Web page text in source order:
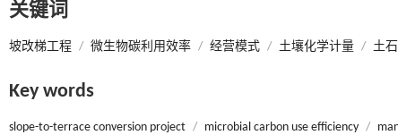
关键词
坡改梯工程 / 微生物碳利用效率 / 经营模式 / 土壤化学计量 / 土
Key words
slope-to-terrace conversion project / microbial carbon use efficiency /